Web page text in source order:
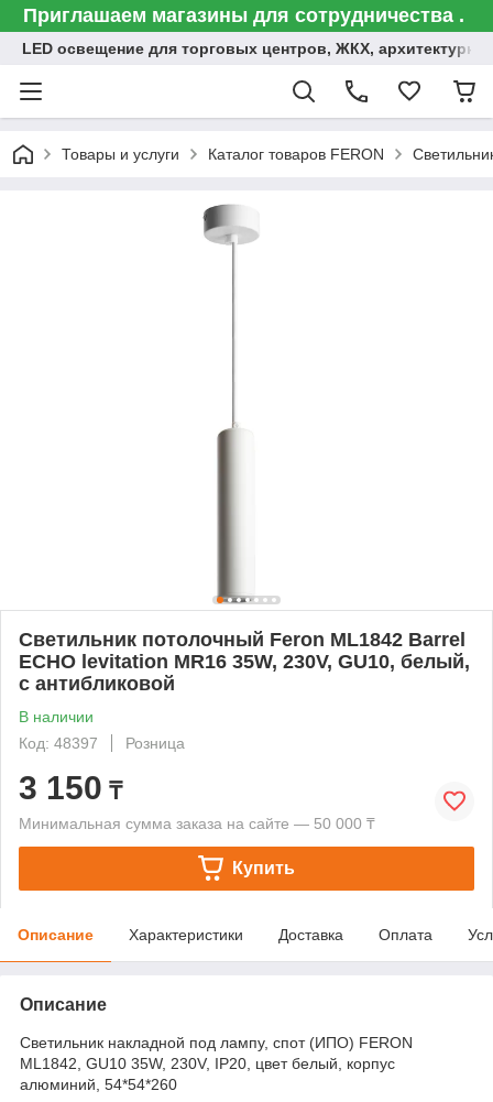
Приглашаем магазины для сотрудничества .
LED освещение для торговых центров, ЖКХ,
Товары и услуги Каталог товаров FERON
Светильник потолочный Feron ML1842 Barrel
ECHO levitation MR16 35W, 230V, GU10, белый,
с антибликовой
В наличии
Код: 48397
Розница
3 150 ₸
Минимальная сумма заказа на сайте — 50 000 ₸
Купить
Описание Характеристики Доставка Оплата
Описание
Светильник накладной под лампу, спот (ИПО) FERON
ML1842, GU10 35W, 230V, IP20, цвет белый, корпус
алюминий, 54*54*260